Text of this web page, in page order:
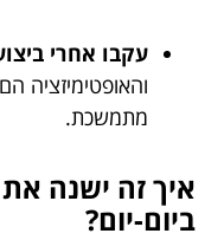
עקבו אחרי
מתמשכת.
איך זה ישנה את
ביום-יום?